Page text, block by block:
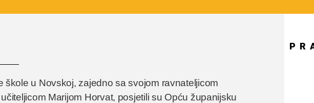
škole u Novskoj, zajedno sa svojom ravnateljicom
Marijom Horvat, posjetili su Opću županijsku